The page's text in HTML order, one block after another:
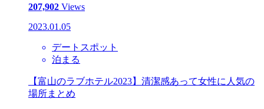
207,902 Views
2023.01.05
デートスポット
泊まる
【富山のラブホテル2023】清潔感あって女性に人気の
場所まとめ